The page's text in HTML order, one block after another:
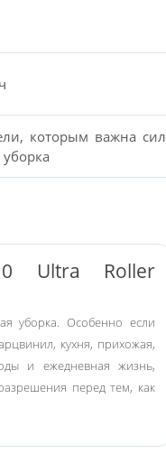
которым важна
Ultra Roller
уборка. Особенно если
кухня, прихожая,
и ежедневная жизнь,
перед тем, как